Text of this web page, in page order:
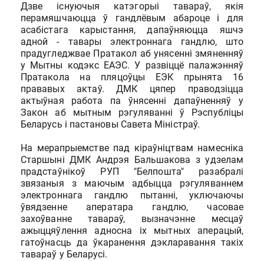
Дзве існуючыя катэгорыі тавараў, якія
перамяшчаюцца ў гандлёвым абароце і для
асабістага карыстання, дапаўняюцца яшчэ
адной - тавары электроннага гандлю, што
прадугледжвае Пратакол аб унясенні змяненняў
у Мытны кодэкс ЕАЭС. У развіццё палажэнняў
Пратакола на пляцоўцы ЕЭК прынята 16
прававых актаў. ДМК цяпер праводзіцца
актыўная работа па ўнясенні дапаўненняў у
Закон аб мытным рэгуляванні ў Рэспубліцы
Беларусь і пастановы Савета Міністраў.
На мерапрыемстве пад кіраўніцтвам намесніка
Старшыні ДМК Андрэя Бальшакова з удзелам
прадстаўнікоў РУП "Белпошта" разабралі
звязаныя з маючым адбыцца рэгуляваннем
электроннага гандлю пытанні, уключаючы
ўвядзенне аператара гандлю, часовае
захоўванне тавараў, вызначэнне месцаў
ажыццяўлення адносна іх мытных аперацый,
гатоўнасць да ўкаранення дэкларавання такіх
тавараў у Беларусі.